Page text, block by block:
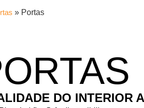
» Portas
DO INTERIOR